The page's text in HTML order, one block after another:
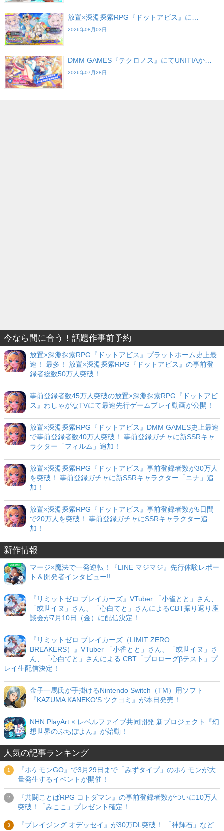
放置×深淵探索RPG『ドットアビス』に…
2026年08月03日
DMM GAMES『テクロノス』にてUNITIAか…
2026年07月28日
今なら間に合う！話題作事前予約
放置×深淵探索RPG『ドットアビス』プラットホーム史上最
速！ 最多！ 放置×深淵探索RPG『ドットアビス』の事前登
録者総数50万人突破！
事前登録者数45万人突破の放置×深淵探索RPG『ドットアビ
ス』わしゃがなTVにて最速先行ゲームプレイ動画が公開！
放置×深淵探索RPG『ドットアビス』DMM GAMES史上最速
で事前登録者数40万人突破！ 事前登録ガチャに新SSRキャ
ラクター「フィルム」追加！
放置×深淵探索RPG『ドットアビス』事前登録者数が30万人
を突破！ 事前登録ガチャに新SSRキャラクター「ニナ」追
加！
放置×深淵探索RPG『ドットアビス』事前登録者数が5日間
で20万人を突破！ 事前登録ガチャにSSRキャラクター追
加！
新作情報
マージ×魔法で一発逆転！『LINE マジマジ』先行体験レポー
ト＆開発者インタビュー!!
『リミットゼロ ブレイカーズ』VTuber 「小雀とと」さん、
「或世イヌ」さん、「心白てと」さんによるCBT振り返り座
談会が7月10日（金）に配信決定！
『リミットゼロ ブレイカーズ（LIMIT ZERO
BREAKERS）』VTuber 「小雀とと」さん、「或世イヌ」さ
ん、「心白てと」さんによる CBT「プロローグβテスト」プ
レイ生配信決定！
金子一馬氏が手掛けるNintendo Switch（TM）用ソフト
『KAZUMA KANEKO'S ツクヨミ』が本日発売！
NHN PlayArt × レベルファイブ共同開発 新プロジェクト『幻
想世界のぷちぽよん』が始動！
人気の記事ランキング
『ポケモンGO』で3月29日まで「みずタイプ」のポケモンが大
量発生するイベントが開催！
『共闘ことばRPG コトダマン』の事前登録者数がついに10万人
突破！「みここ」プレゼント確定！
『ブレイジング オデッセイ』が30万DL突破！ 「神輝石」など